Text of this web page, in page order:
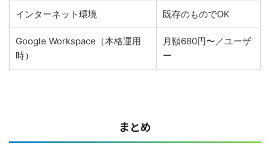
インターネット環境 既存のものでOK
Google Workspace（本格運用
時）
月額680円〜／ユーザ
ー
まとめ